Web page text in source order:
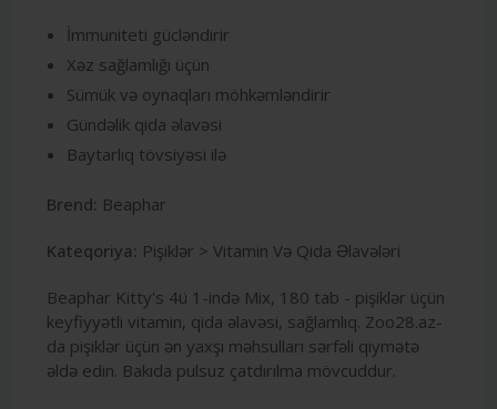
İmmuniteti gücləndirir
Xəz sağlamlığı üçün
Sümük və oynaqları möhkəmləndirir
Gündəlik qida əlavəsi
Baytarlıq tövsiyəsi ilə
Brend: Beaphar
Kateqoriya: Pişiklər > Vitamin Və Qida Əlavələri
Beaphar Kitty's 4ü 1-ində Mix, 180 tab - pişiklər üçün
keyfiyyətli vitamin, qida əlavəsi, sağlamlıq. Zoo28.az-
da pişiklər üçün ən yaxşı məhsulları sərfəli qiymətə
əldə edin. Bakıda pulsuz çatdırılma mövcuddur.